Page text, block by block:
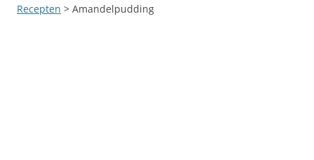
Recepten > Amandelpudding